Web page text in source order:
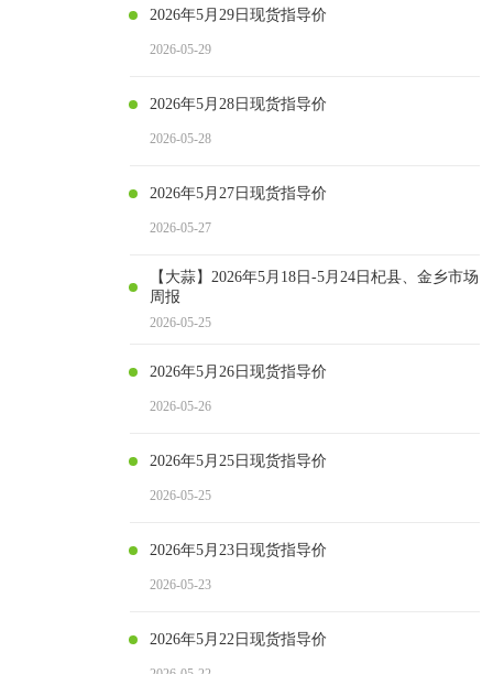
2026年5月29日现货指导价
2026-05-29
2026年5月28日现货指导价
2026-05-28
2026年5月27日现货指导价
2026-05-27
【大蒜】2026年5月18日-5月24日杞县、金乡市场
周报
2026-05-25
2026年5月26日现货指导价
2026-05-26
2026年5月25日现货指导价
2026-05-25
2026年5月23日现货指导价
2026-05-23
2026年5月22日现货指导价